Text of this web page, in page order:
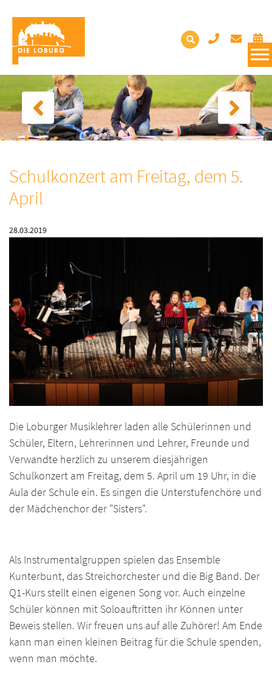
Schulkonzert am Freitag, dem 5.
April
28.03.2019
Die Loburger Musiklehrer laden alle Schülerinnen und
Schüler, Eltern, Lehrerinnen und Lehrer, Freunde und
Verwandte herzlich zu unserem diesjährigen
Schulkonzert am Freitag, dem 5. April um 19 Uhr, in die
Aula der Schule ein. Es singen die Unterstufenchöre und
der Mädchenchor der "Sisters".
Als Instrumentalgruppen spielen das Ensemble
Kunterbunt, das Streichorchester und die Big Band. Der
Q1-Kurs stellt einen eigenen Song vor. Auch einzelne
Schüler können mit Soloauftritten ihr Können unter
Beweis stellen. Wir freuen uns auf alle Zuhörer! Am Ende
kann man einen kleinen Beitrag für die Schule spenden,
wenn man möchte.